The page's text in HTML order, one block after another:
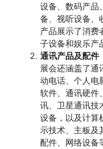
设备、数码产品
备、视听设备、
产品展示了消费
子设备和娱乐产
通讯产品及配件
展会还涵盖了通
动电话、个人电
软件、通讯硬件
讯、卫星通讯技
设备，以及计算
示技术、主板及
配件、网络设备